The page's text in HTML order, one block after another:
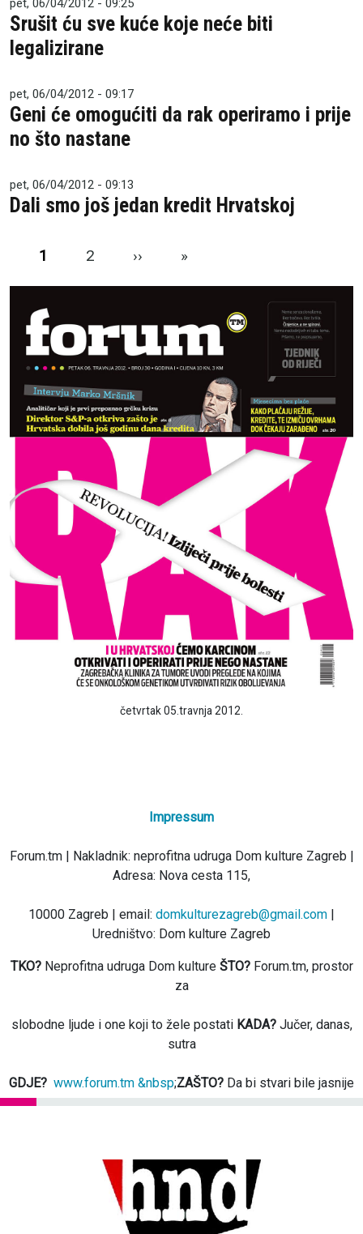
pet, 06/04/2012 - 09:25
Srušit ću sve kuće koje neće biti
legalizirane
pet, 06/04/2012 - 09:17
Geni će omogućiti da rak operiramo i prije
no što nastane
pet, 06/04/2012 - 09:13
Dali smo još jedan kredit Hrvatskoj
Pagination
1 2 ›› Next page
»
četvrtak 05.travnja 2012.
Impressum
Forum.tm | Nakladnik: neprofitna udruga Dom kulture Zagreb |
Adresa: Nova cesta 115,
10000 Zagreb | email: domkulturezagreb@gmail.com |
Uredništvo: Dom kulture Zagreb
TKO?Neprofitna udruga Dom kulture ŠTO?Forum.tm, prostor
za
slobodne ljude i one koji to žele postati KADA?Jučer, danas,
sutra
GDJE? www.forum.tm &nbsp;ZAŠTO? Da bi stvari bile jasnije